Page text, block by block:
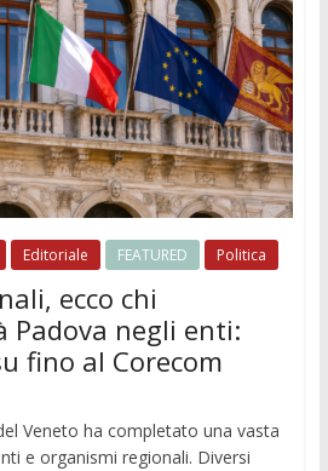
Editoriale FEATURED Politica
ecco chi
Padova negli enti:
fino al Corecom
Veneto ha completato una vasta
e organismi regionali. Diversi